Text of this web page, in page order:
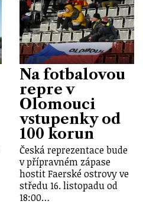
Na fotbalovou
repre v
Olomouci
vstupenky od
100 korun
Česká reprezentace bude
v přípravném zápase
hostit Faerské ostrovy ve
středu 16. listopadu od
18:00…